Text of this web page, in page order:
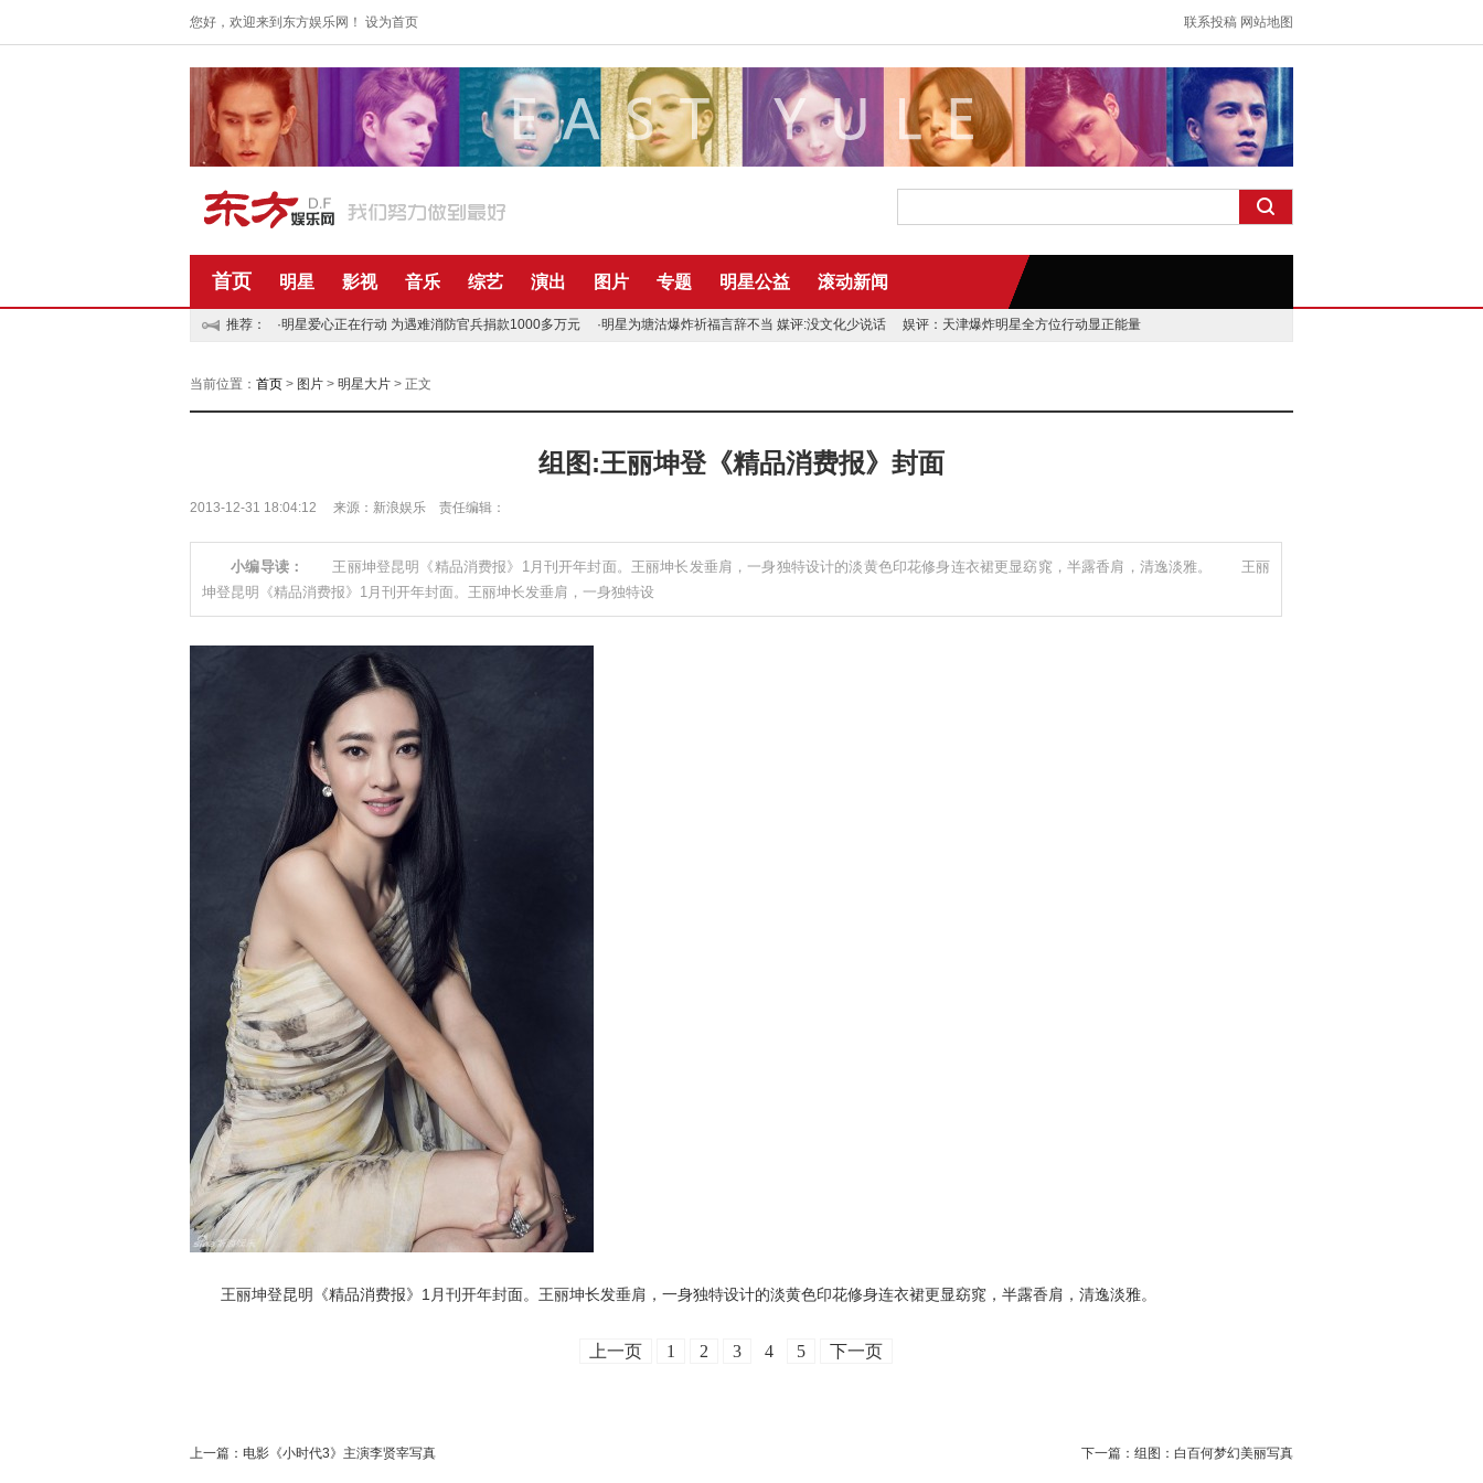
您好，欢迎来到东方娱乐网！ 设为首页 联系投稿 网站地图
首页 明星 影视 音乐 综艺 演出 图片 专题 明星公益 滚动新闻
推荐： ·明星爱心正在行动 为遇难消防官兵捐款1000多万元 ·明星为塘沽爆炸祈福言辞不当 媒评:没文化少说话 娱评：天津爆炸明星全方位行动显正能量
当前位置： 首页 > 图片 > 明星大片 > 正文
组图:王丽坤登《精品消费报》封面
2013-12-31 18:04:12 来源：新浪娱乐 责任编辑：
小编导读：
王丽坤登昆明《精品消费报》1月刊开年封面。王丽坤长发垂肩，一身独特设计的淡黄色印花修身连衣裙更显窈窕，半露香肩，清逸淡雅。 王丽
坤登昆明《精品消费报》1月刊开年封面。王丽坤长发垂肩，一身独特设
王丽坤登昆明《精品消费报》1月刊开年封面。王丽坤长发垂肩，一身独特设计的淡黄色印花修身连衣裙更显窈窕，半露香肩，清逸淡雅。
上一页 1 2 3 4 5 下一页
上一篇： 电影《小时代3》主演李贤宰写真 下一篇： 组图：白百何梦幻美丽写真